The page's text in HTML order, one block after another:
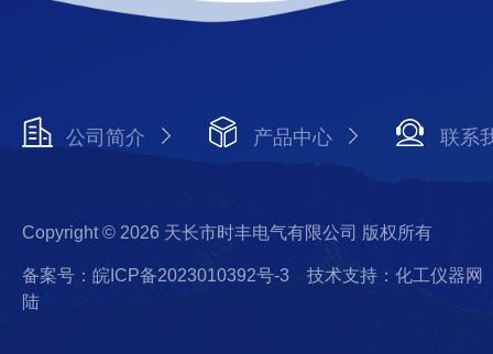
公司简介 产品中心 联系
Copyright © 2026 天长市时丰电气有限公司 版权所有
备案号：皖ICP备2023010392号-3
技术支持：化工仪器网
陆